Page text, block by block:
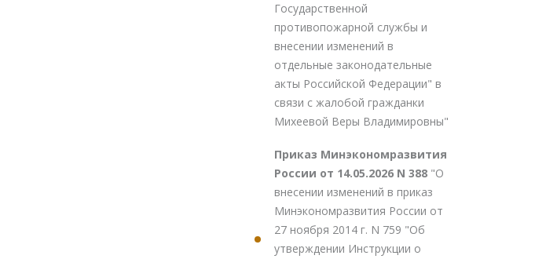
Государственной
противопожарной службы и
внесении изменений в
отдельные законодательные
акты Российской Федерации" в
связи с жалобой гражданки
Михеевой Веры Владимировны"
Приказ Минэкономразвития
России от 14.05.2026 N 388 "О
внесении изменений в приказ
Минэкономразвития России от
27 ноября 2014 г. N 759 "Об
утверждении Инструкции о